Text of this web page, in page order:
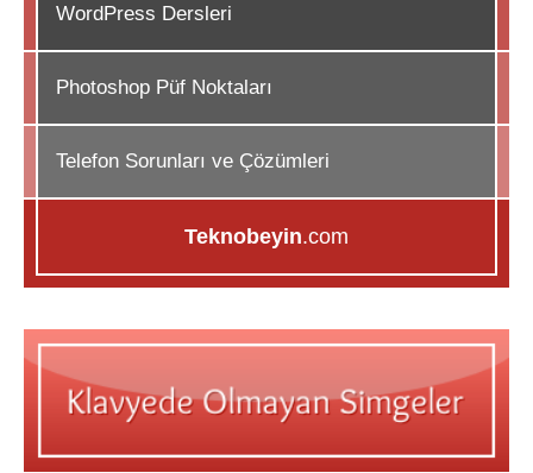
WordPress Dersleri
Photoshop Püf Noktaları
Telefon Sorunları ve Çözümleri
Teknobeyin.com